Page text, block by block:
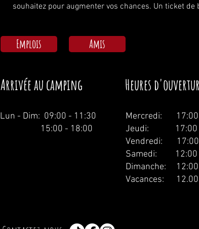
souhaitez pour augmenter vos chances. Un ticket de
Emplois Amis
Arrivée au camping Heures
Lun - Dim: 09:00 - 11:30
15:00 - 18:00
Mercredi:
Jeudi: 17:00 -
Vendredi: 17:00
Samedi: 12:00 -
Dimanche: 12:00
Vacances: 12.00